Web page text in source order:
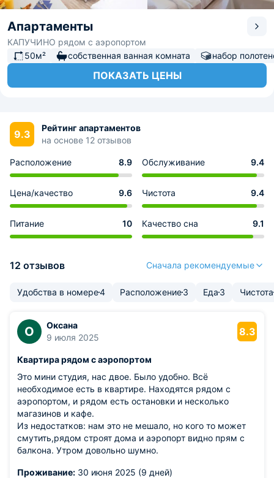
Апартаменты
КАПУЧИНО рядом с аэропортом
50м²
собственная ванная комната набор
ПОКАЗАТЬ ЦЕНЫ
9.3
Рейтинг апартаментов
на основе 12 отзывов
Расположение 8.9 Обслуживание 9.4
Цена/качество 9.6 Чистота 9.4
Питание 10 Качество сна 9.1
12 отзывов Сначала рекомендуемые
Удобства в номере4 Расположение3 Еда 3 Чистота
О
Оксана
9 июля 2025
8.3
Квартира рядом с аэропортом
Это мини студия, нас двое. Было удобно. Всё
необходимое есть в квартире. Находятся рядом с
аэропортом, и рядом есть остановки и несколько
магазинов и кафе.
Из недостатков: нам это не мешало, но кого то может
смутить,рядом строят дома и аэропорт видно прям с
балкона. Утром довольно шумно.
Проживание: 30 июня 2025 (9 дней)